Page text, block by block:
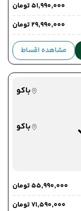
۵۱٬۹۹۰٬۰۰۰ تومان
۲۹٬۹۹۰٬۰۰۰ تومان
مشاهده اقساط
باکو
باکو
۵۵٬۹۹۰٬۰۰۰ تومان
۷۱٬۵۹۰٬۰۰۰ تومان